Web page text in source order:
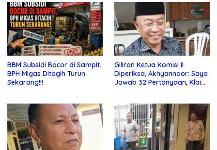
BBM Subsidi Bocor di Sampit,
BPH Migas Ditagih Turun
Sekarang!!!
Giliran Ketua Komisi II
Diperiksa, Akhyannoor: Saya
Jawab 32 Pertanyaan, Klaim